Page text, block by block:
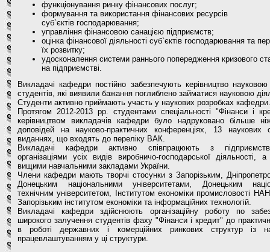
функціонування ринку фінансових послуг;
формування та використання фінансових ресурсів
суб`єктів господарювання;
управління фінансовою санацією підприємств;
оцінка фінансової діяльності суб`єктів господарювання та
їх розвитку;
удосконалення системи раннього попередження кризового
на підприємстві.
Викладачі кафедри постійно забезпечують керівництво
студентів, які виявили бажання поглиблено займатися науковою
Студенти активно приймають участь у наукових розробках кафедри.
Протягом 2012-2013 рр. студентами спеціальності "Фінанси і
керівництвом викладачів кафедри було надруковано більше
доповідей на науково-практичних конференціях, 13 наукових
виданнях, що входять до переліку ВАК.
Викладачі кафедри активно співпрацюють з
організаціями усіх видів виробничо-господарської діяльності,
вищими навчальними закладами України.
Члени кафедри мають творчі стосунки з Запорізьким,
Донецьким національними університетами, Донецьким
технічним університетом, Інститутом економіки промисловості
Запорізьким інститутом економіки та інформаційних технологій.
Викладачі кафедри здійснюють організаційну роботу по
широкого залучення студентів фаху "Фінанси і кредит" до
в роботі державних і комерційних ринкових структур із
працевлаштуванням у ці структури.